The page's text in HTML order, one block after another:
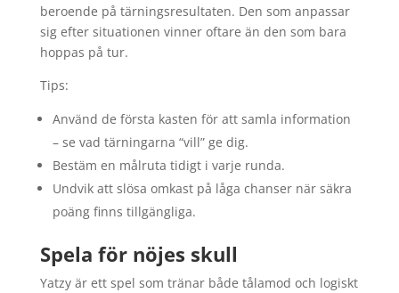
beroende på tärningsresultaten. Den som anpassar
sig efter situationen vinner oftare än den som bara
hoppas på tur.
Tips:
Använd de första kasten för att samla information
– se vad tärningarna “vill” ge dig.
Bestäm en målruta tidigt i varje runda.
Undvik att slösa omkast på låga chanser när säkra
poäng finns tillgängliga.
Spela för nöjes skull
Yatzy är ett spel som tränar både tålamod och logiskt